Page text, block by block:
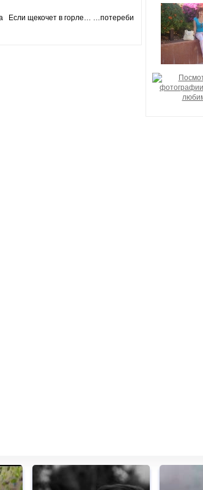
Если щекочет в горле… …потереби